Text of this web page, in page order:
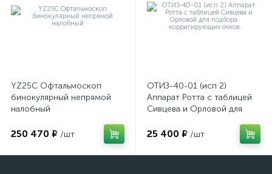
YZ25C Офтальмоскоп
бинокулярный непрямой
налобный
250 470 ₽ /шт
ОТИЗ-40-01 (исп 2)
Аппарат Ротта с таблицей
Сивцева и Орловой для
очков
25 400 ₽ /шт